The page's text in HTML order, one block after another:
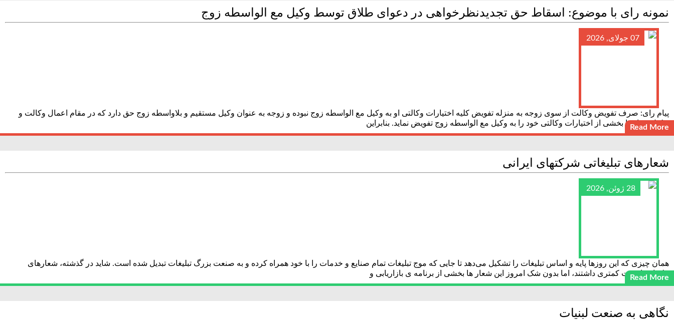
نمونه رای با موضوع: اسقاط حق تجدیدنظرخواهی در دعوای طلاق توسط وکیل مع الواسطه زوج
07 جولای, 2026
پیام رای: صرف تفویض وکالت از سوی زوجه به منزله تفویض کلیه اختیارات وکالتی او به وکیل مع الواسطه زوج نبوده و زوجه به عنوان وکیل مستقیم و بلاواسطه زوج حق دارد که در مقام اعمال وکالت و
توکیل، تمام یا بخشی از اختیارات وکالتی خود را به وکیل مع الواسطه زوج تفویض نماید. بنابراین
Read More
شعارهای تبلیغاتی شرکتهای ایرانی
28 ژوئن, 2026
همان چیزی که این روزها پایه و اساس تبلیغات را تشکیل می‌دهد تا جایی که موج تبلیغات تمام صنایع و خدمات را با خود همراه کرده و به صنعت بزرگ تبلیغات تبدیل شده است. شاید در گذشته، شعارهای
تبلیغاتی اهمیت کمتری داشتند، اما بدون شک امروز این شعار ها بخشی از برنامه ی بازاریابی و
Read More
نگاهی به صنعت لبنیات